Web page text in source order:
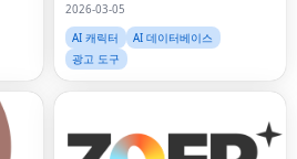
2026-03-05
AI 캐릭터
AI 데이터베이스
광고 도구